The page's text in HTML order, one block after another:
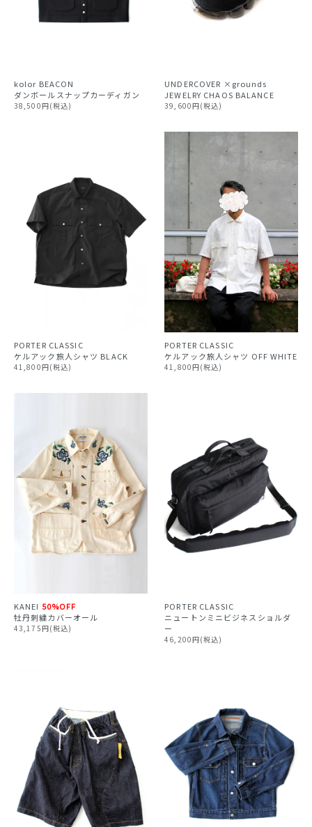
kolor BEACON
ダンボールスナップカーディガン
38,500円(税込)
UNDERCOVER ×grounds
JEWELRY CHAOS BALANCE
39,600円(税込)
PORTER CLASSIC
ケルアック旅人シャツ BLACK
41,800円(税込)
PORTER CLASSIC
ケルアック旅人シャツ OFF WHITE
41,800円(税込)
KANEI 50%OFF
牡丹刺繍カバーオール
43,175円(税込)
PORTER CLASSIC
ニュートンミニビジネスショルダ
ー
46,200円(税込)